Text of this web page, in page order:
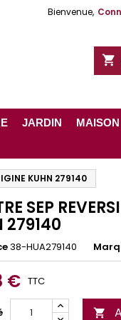
Bienvenue,
shopping_cart
JARDIN MAISON
KUHN 279140
SEP
279140
38-HUA279140
€ TTC
